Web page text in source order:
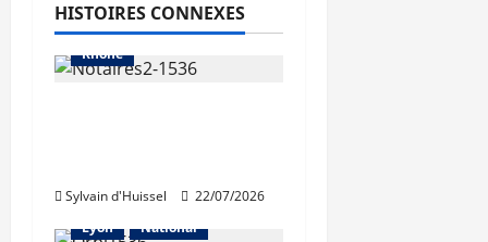
HISTOIRES CONNEXES
Métropole de Lyon
Rhône
Sylvain d'Huissel 22/07/2026
Abonnés
Les prix
Lyon
National